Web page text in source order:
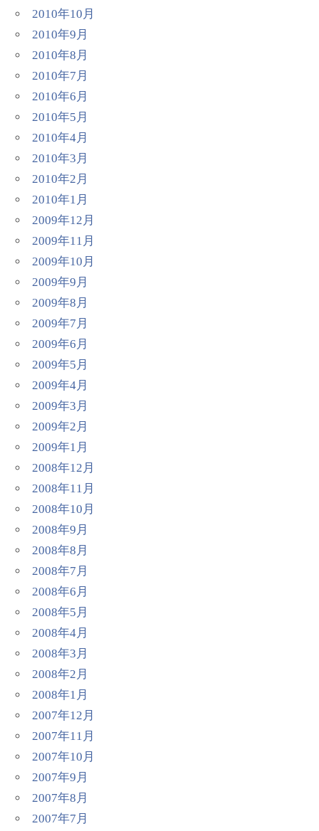
2010年10月
2010年9月
2010年8月
2010年7月
2010年6月
2010年5月
2010年4月
2010年3月
2010年2月
2010年1月
2009年12月
2009年11月
2009年10月
2009年9月
2009年8月
2009年7月
2009年6月
2009年5月
2009年4月
2009年3月
2009年2月
2009年1月
2008年12月
2008年11月
2008年10月
2008年9月
2008年8月
2008年7月
2008年6月
2008年5月
2008年4月
2008年3月
2008年2月
2008年1月
2007年12月
2007年11月
2007年10月
2007年9月
2007年8月
2007年7月